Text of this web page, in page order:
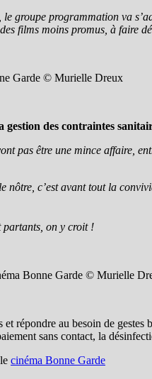
groupe programmation va
films moins promus, à faire
Garde © Murielle Dreux
gestion des contraintes
pas être une mince affaire,
nôtre, c’est avant tout la
partants, on y croit !
Bonne Garde © Murielle
répondre au besoin de
sans contact, la
cinéma Bonne Garde